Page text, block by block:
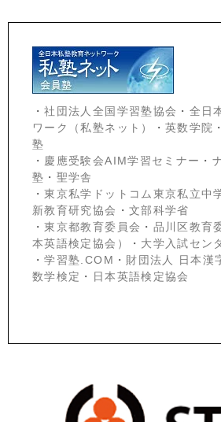
・社団法人全国学習塾協会 ・ 全日
ワーク（私塾ネット）
・ 英数学院 ・
塾
・ 慶應受験会AIM学習セミナー ・
塾 ・ 聖学舎
・東京私学ドットコム東京私立中
新教育研究協会 ・ 文部科学省
・東京都教育委員会 ・ 品川区教育
本英語検定協会）
・ 大学入試セン
・学習塾.COM ・ 財団法人 日本漢
数学検定 ・ 日本英語検定協会